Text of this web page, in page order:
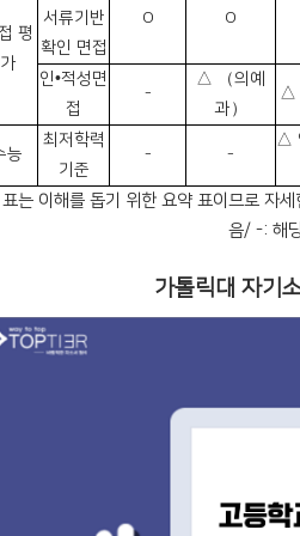
평
가
서류기반
확인 면접
O O
인•적성면
접
-
△ （의예
과）
△
능
최저학력
기준
- -
△
는 이해를 돕기 위한 요약 표이므로 자
음/ -: 해
가톨릭대 자기